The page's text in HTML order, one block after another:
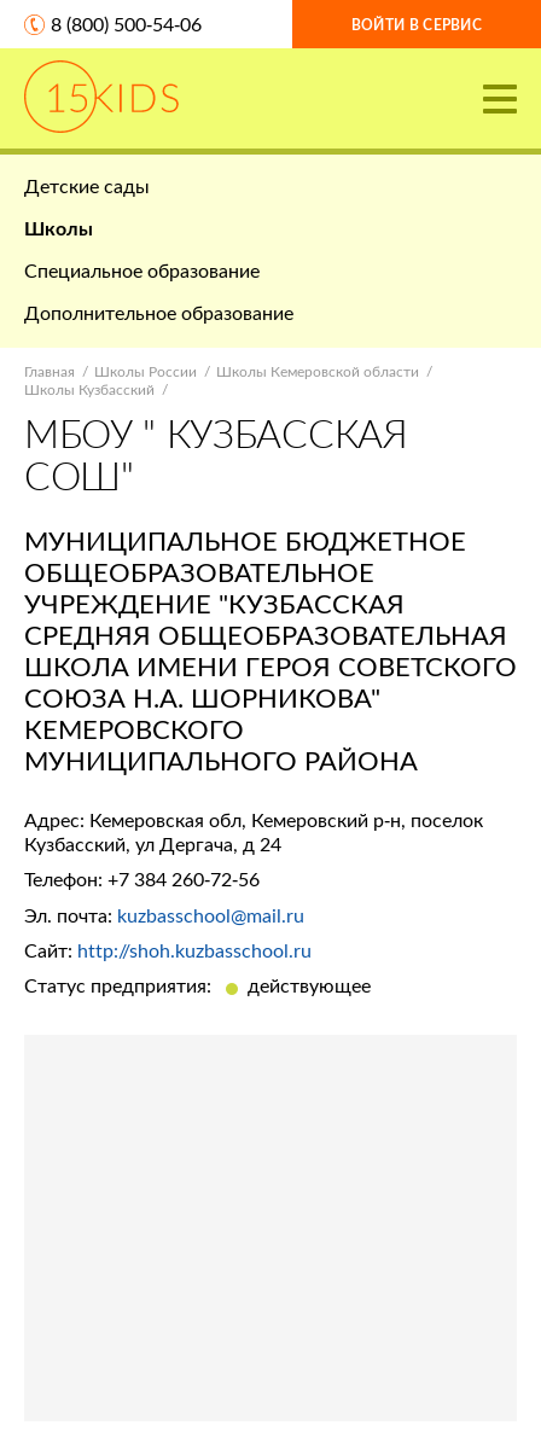
8 (800) 500-54-06 ВОЙТИ В СЕРВИС
Детские сады
Школы
Специальное образование
Дополнительное образование
Главная Школы России
Школы Кемеровской области
Школы Кузбасский
МБОУ " КУЗБАССКАЯ
СОШ"
МУНИЦИПАЛЬНОЕ БЮДЖЕТНОЕ
ОБЩЕОБРАЗОВАТЕЛЬНОЕ
УЧРЕЖДЕНИЕ "КУЗБАССКАЯ
СРЕДНЯЯ ОБЩЕОБРАЗОВАТЕЛЬНАЯ
ШКОЛА ИМЕНИ ГЕРОЯ СОВЕТСКОГО
СОЮЗА Н.А. ШОРНИКОВА"
КЕМЕРОВСКОГО
МУНИЦИПАЛЬНОГО РАЙОНА
Адрес: Кемеровская обл, Кемеровский р-н, поселок
Кузбасский, ул Дергача, д 24
Телефон: +7 384 260-72-56
Эл. почта: kuzbasschool@mail.ru
Сайт: http://shoh.kuzbasschool.ru
Статус предприятия:
действующее